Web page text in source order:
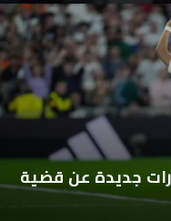
جديدة عن قضية